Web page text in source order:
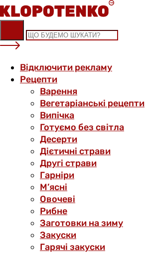
Skip
to
content
Відключити рекламу
Рецепти
Варення
Вегетаріанські рецепти
Випічка
Готуємо без світла
Десерти
Дієтичні страви
Другі страви
Гарніри
М’ясні
Овочеві
Рибне
Заготовки на зиму
Закуски
Гарячі закуски